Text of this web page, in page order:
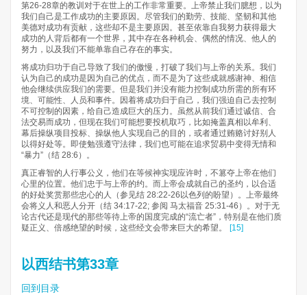
第26-28章的教训对于在世上的工作非常重要。上帝禁止我们臆想，以为
我们自己是工作成功的主要原因。尽管我们的勤劳、技能、坚韧和其他
美德对成功有贡献，这些却不是主要原因。甚至依靠自我努力获得最大
成功的人背后都有一个世界，其中存在各种机会、偶然的情况、他人的
努力，以及我们不能单靠自己存在的事实。
将成功归功于自己导致了我们的傲慢，打破了我们与上帝的关系。我们
认为自己的成功是因为自己的优点，而不是为了这些成就感谢神、相信
他会继续供应我们的需要。但是我们并没有能力控制成功所需的所有环
境、可能性、人员和事件。因着将成功归于自己，我们强迫自己去控制
不可控制的因素，给自己造成巨大的压力。虽然从前我们通过诚信、合
法交易而成功，但现在我们可能想要投机取巧，比如掩盖真相以牟利、
幕后操纵项目投标、操纵他人实现自己的目的，或者通过贿赂讨好别人
以得好处等。即使勉强遵守法律，我们也可能在追求贸易中变得无情和
“暴力”（结 28:6）。
真正睿智的人行事公义，他们在等候神实现应许时，不篡夺上帝在他们
心里的位置。他们忠于与上帝的约。而上帝会成就自己的圣约，以合适
的好处奖赏那些忠心的人（参见结 28:22-26以色列的盼望）。上帝最终
会将义人和恶人分开（结 34:17-22; 参阅 马太福音 25:31-46）。对于无
论古代还是现代的那些等待上帝的国度完成的“流亡者”，特别是在他们质
疑正义、倍感绝望的时候，这些经文会带来巨大的希望。
[15]
以西结书第33章
回到目录